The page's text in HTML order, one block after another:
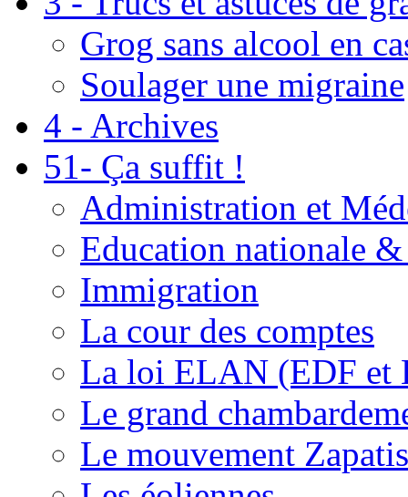
Grog sans alcool en
Soulager une migraine
4 - Archives
51- Ça suffit !
Administration et
Education nationale
Immigration
La cour des comptes
La loi ELAN (EDF et
Le grand
Le mouvement